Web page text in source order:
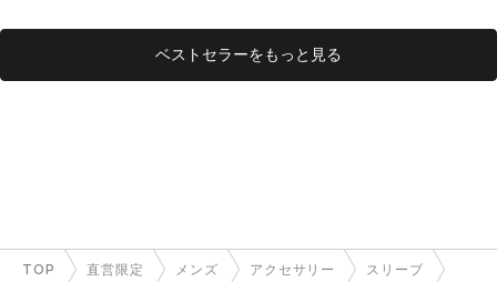
ベストセラーをもっと見る
TOP 直営限定 メンズ アクセサリー スリーブ